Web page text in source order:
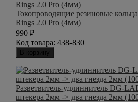
Токопроводящие резиновые
Rings 2.0 Pro (4мм)
990 ₽
Код товара: 438-830
В корзину
Разветвитель-удлиннитель DG-
штекера 2мм -> два гнезда 2мм